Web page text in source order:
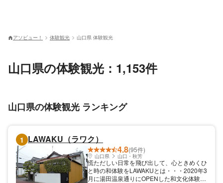
アソビュー！ 体験観光 山口県 体験観光
山口県の体験観光：1,153件
山口県の体験観光 ランキング
1 LAWAKU（ラワク）
4.8(95件)
山口県 山口・秋芳
慌ただしい日常を飛び出して、心ときめくひ
と時の和体験をLAWAKUとは・・・2020年3
月に湯田温泉通りにOPENした和文化体験が